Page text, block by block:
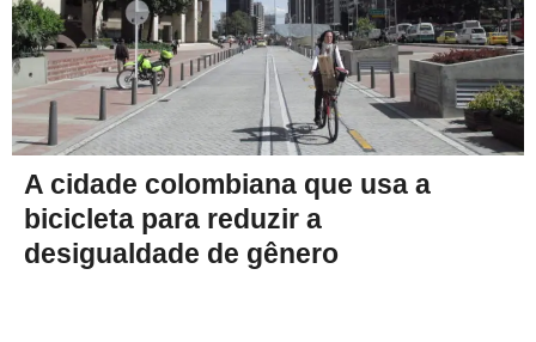
A cidade colombiana que usa a
bicicleta para reduzir a
desigualdade de gênero